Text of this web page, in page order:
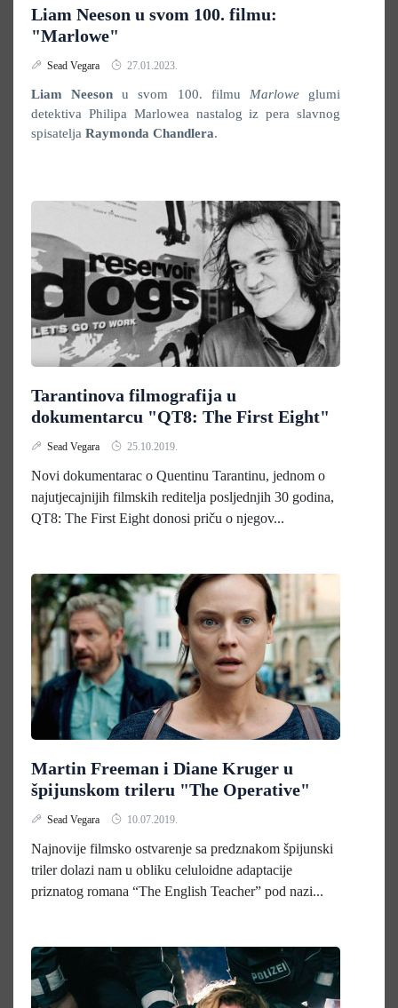
Liam Neeson u svom 100. filmu:
"Marlowe"
Sead Vegara 27.01.2023.
Liam Neeson u svom 100. filmu Marloweglumi
detektiva Philipa Marlowea nastalog iz pera slavnog
spisatelja Raymonda Chandlera.
Tarantinova filmografija u
dokumentarcu "QT8: The First Eight"
Sead Vegara 25.10.2019.
Novi dokumentarac o Quentinu Tarantinu, jednom o
najutjecajnijih filmskih reditelja posljednjih 30 godina,
QT8: The First Eight donosi priču o njegov...
Martin Freeman i Diane Kruger u
špijunskom trileru "The Operative"
Sead Vegara 10.07.2019.
Najnovije filmsko ostvarenje sa predznakom špijunski
triler dolazi nam u obliku celuloidne adaptacije
priznatog romana “The English Teacher” pod nazi...